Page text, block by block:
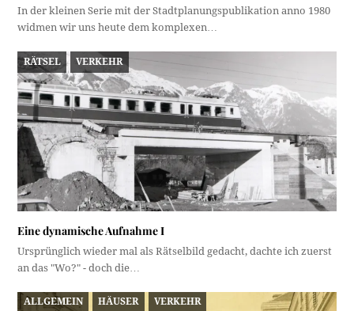
In der kleinen Serie mit der Stadtplanungspublikation anno 1980
widmen wir uns heute dem komplexen…
RÄTSEL VERKEHR
Eine dynamische Aufnahme I
Ursprünglich wieder mal als Rätselbild gedacht, dachte ich zuerst
an das "Wo?" - doch die…
ALLGEMEIN HÄUSER VERKEHR